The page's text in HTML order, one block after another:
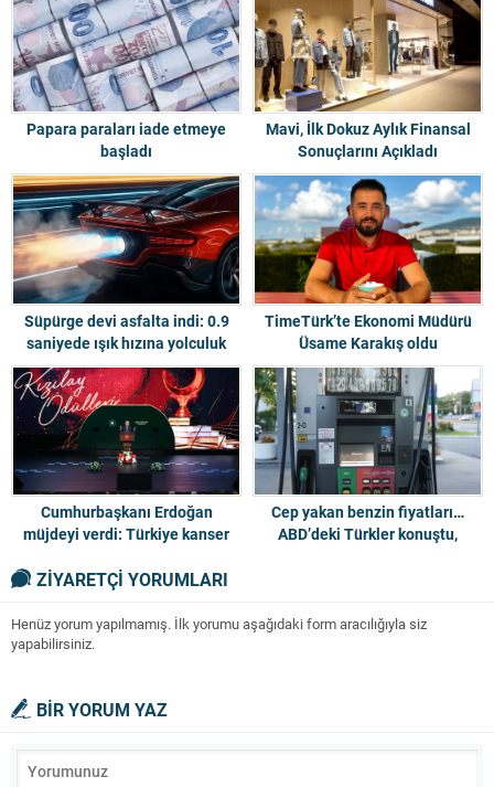
Papara paraları iade etmeye
başladı
Mavi, İlk Dokuz Aylık Finansal
Sonuçlarını Açıkladı
Süpürge devi asfalta indi: 0.9
saniyede ışık hızına yolculuk
TimeTürk’te Ekonomi Müdürü
Üsame Karakış oldu
Cumhurbaşkanı Erdoğan
müjdeyi verdi: Türkiye kanser
Cep yakan benzin fiyatları…
ABD’deki Türkler konuştu,
ZİYARETÇİ YORUMLARI
Henüz yorum yapılmamış. İlk yorumu aşağıdaki form aracılığıyla siz
yapabilirsiniz.
BİR YORUM YAZ